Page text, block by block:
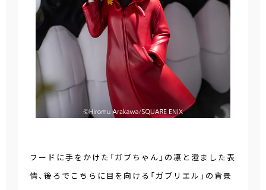
フードに手をかけた「ガブちゃん」の凛と澄ました表
情、後ろでこちらに目を向ける「ガブリエル」の背景